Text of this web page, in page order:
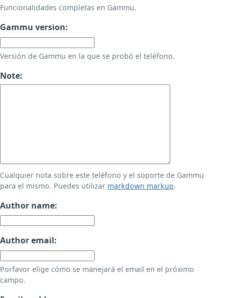
Funcionalidades completas en Gammu.
Gammu version:
Versión de Gammu en la que se probó el teléfono.
Note:
Cualquier nota sobre este teléfono y el soporte de Gammu
para el mismo. Puedes utilizar markdown markup.
Author name:
Author email:
Porfavor elige cómo se manejará el email en el próximo
campo.